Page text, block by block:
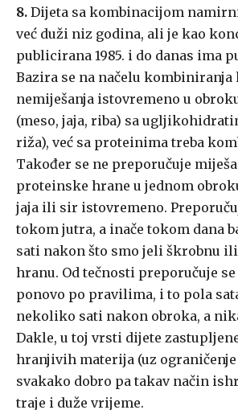
8. Dijeta sa kombinacijom
već duži niz godina, ali je kao
publicirana 1985. i do danas ima
Bazira se na načelu kombiniranja
nemiješanja istovremeno u
(meso, jaja, riba) sa
riža), već sa proteinima treba
Također se ne preporučuje
proteinske hrane u jednom
jaja ili sir istovremeno.
tokom jutra, a inače tokom dana
sati nakon što smo jeli škrobnu
hranu. Od tečnosti preporučuje
ponovo po pravilima, i to pola
nekoliko sati nakon obroka, a
Dakle, u toj vrsti dijete
hranjivih materija (uz
svakako dobro pa takav način
traje i duže vrijeme.